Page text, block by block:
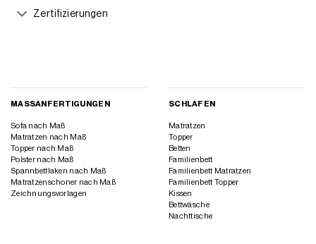
Zertifizierungen
MASSANFERTIGUNGEN
Sofa nach Maß
Matratzen nach Maß
Topper nach Maß
Polster nach Maß
Spannbettlaken nach Maß
Matratzenschoner nach Maß
Zeichnungsvorlagen
SCHLAFEN
Matratzen
Topper
Betten
Familienbett
Familienbett Matratzen
Familienbett Topper
Kissen
Bettwäsche
Nachttische